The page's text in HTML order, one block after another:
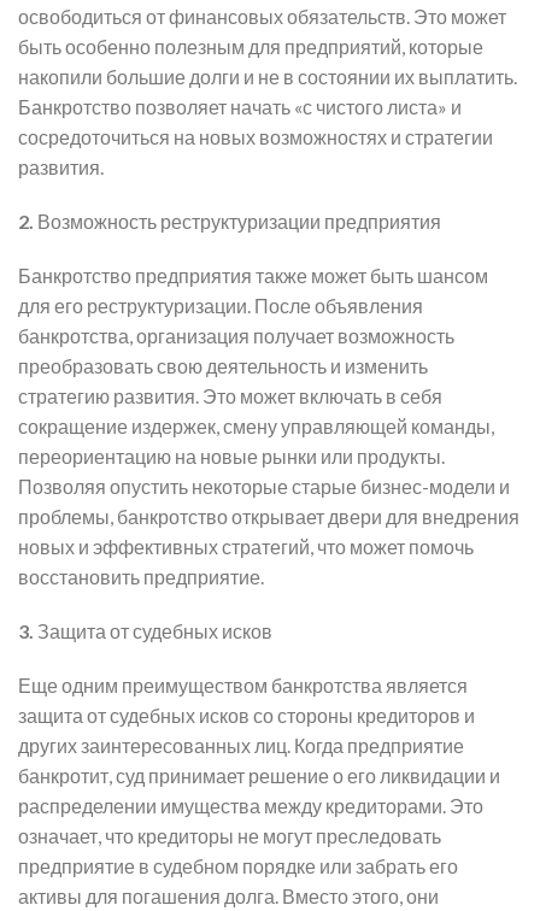
освободиться от финансовых обязательств. Это может
быть особенно полезным для предприятий, которые
накопили большие долги и не в состоянии их выплатить.
Банкротство позволяет начать «с чистого листа» и
сосредоточиться на новых возможностях и стратегии
развития.
2. Возможность реструктуризации предприятия
Банкротство предприятия также может быть шансом
для его реструктуризации. После объявления
банкротства, организация получает возможность
преобразовать свою деятельность и изменить
стратегию развития. Это может включать в себя
сокращение издержек, смену управляющей команды,
переориентацию на новые рынки или продукты.
Позволяя опустить некоторые старые бизнес-модели и
проблемы, банкротство открывает двери для внедрения
новых и эффективных стратегий, что может помочь
восстановить предприятие.
3. Защита от судебных исков
Еще одним преимуществом банкротства является
защита от судебных исков со стороны кредиторов и
других заинтересованных лиц. Когда предприятие
банкротит, суд принимает решение о его ликвидации и
распределении имущества между кредиторами. Это
означает, что кредиторы не могут преследовать
предприятие в судебном порядке или забрать его
активы для погашения долга. Вместо этого, они